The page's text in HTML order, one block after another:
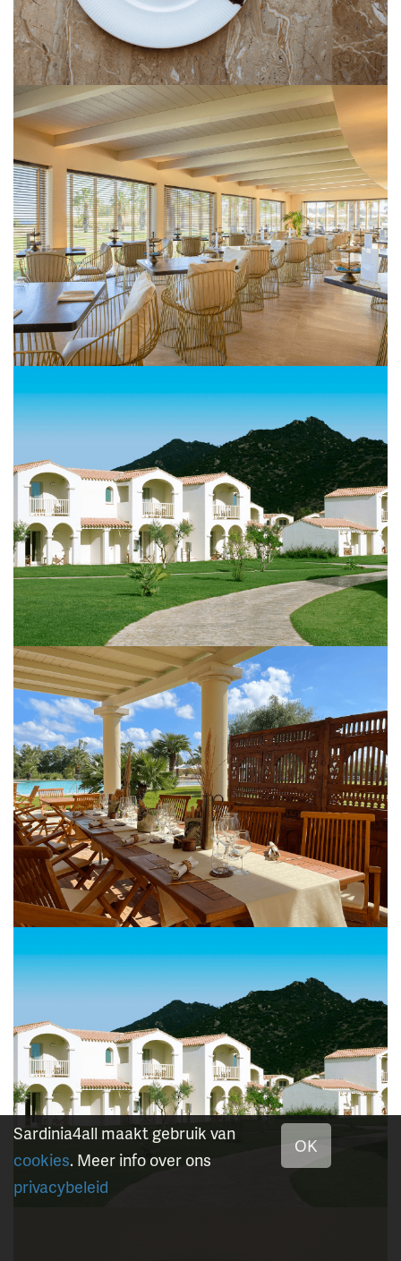
Sardinia4all maakt gebruik van
cookies. Meer info over ons
privacybeleid
OK